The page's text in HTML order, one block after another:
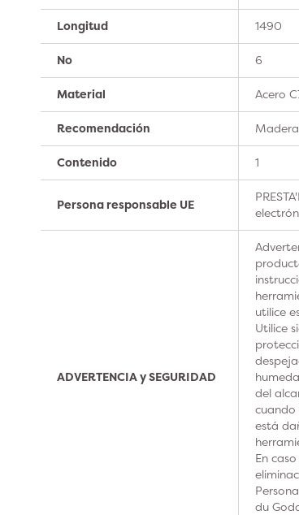
Longitud 1490
No 6
Material Acero
Recomendación
Contenido 1
Persona responsable UE
ADVERTENCIA y SEGURIDAD
utilice
Utilice
del
cuando
está
En
du